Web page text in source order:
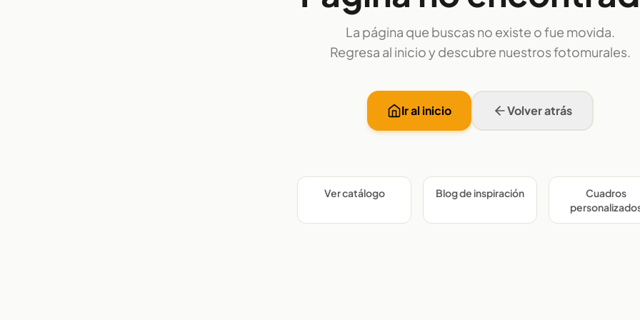
La página que buscas no existe o fue movida.
Regresa al inicio y descubre nuestros fotomurales.
Ir al inicio Volver atrás
Ver catálogo Blog de inspiración
Cuadros